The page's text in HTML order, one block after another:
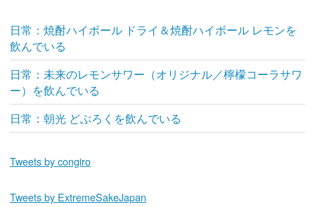
日常：焼酎ハイボール ドライ＆焼酎ハイボール レモンを
飲んでいる
日常：未来のレモンサワー（オリジナル／檸檬コーラサワ
ー）を飲んでいる
日常：朝光 どぶろくを飲んでいる
Tweets by congiro
Tweets by ExtremeSakeJapan